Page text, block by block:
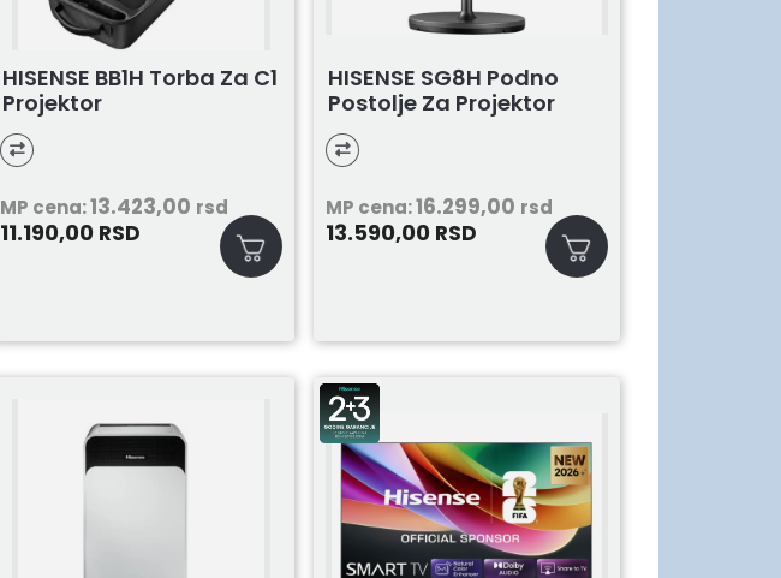
HISENSE BB1H Torba Za C1
Projektor
MP cena:13.423,00 rsd
11.190,00 RSD
HISENSE SG8H Podno
Postolje Za Projektor
MP cena:16.299,00 rsd
13.590,00 RSD